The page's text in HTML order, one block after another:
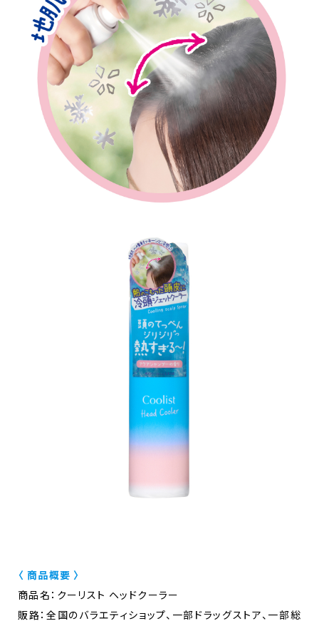
〈 商品概要 〉
商品名：クーリスト ヘッドクーラー
販路：全国のバラエティショップ、一部ドラッグストア、一部総